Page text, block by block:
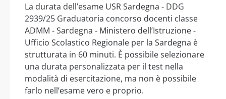
La durata dell’esame USR Sardegna - DDG
2939/25 Graduatoria concorso docenti classe
ADMM - Sardegna - Ministero dell’Istruzione -
Ufficio Scolastico Regionale per la Sardegna è
strutturata in 60 minuti. È possibile selezionare
una durata personalizzata per il test nella
modalità di esercitazione, ma non è possibile
farlo nell’esame vero e proprio.